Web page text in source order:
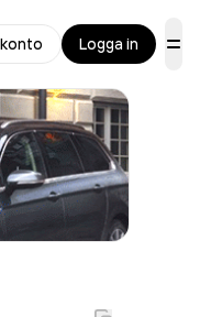
Logga in